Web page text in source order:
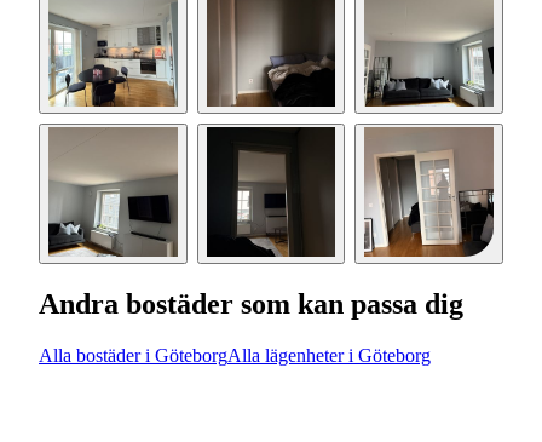
Andra bostäder som kan passa dig
Alla bostäder i GöteborgAlla lägenheter i Göteborg